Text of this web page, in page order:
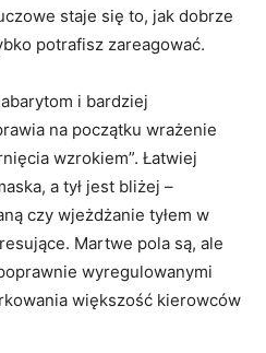
staje się to, jak dobrze
potrafisz zareagować.
i bardziej
na początku wrażenie
wzrokiem”. Łatwiej
a tył jest bliżej –
czy wjeżdżanie tyłem w
Martwe pola są, ale
wyregulowanymi
większość kierowców